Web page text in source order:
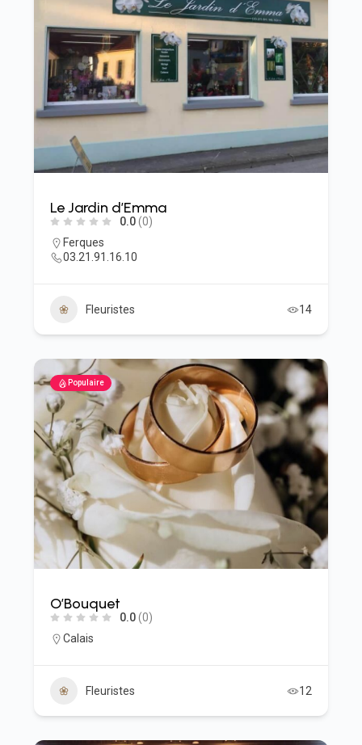
Le Jardin d’Emma
0.0(0)
Ferques
03.21.91.16.10
Fleuristes 14
Populaire
O’Bouquet
0.0(0)
Calais
Fleuristes 12